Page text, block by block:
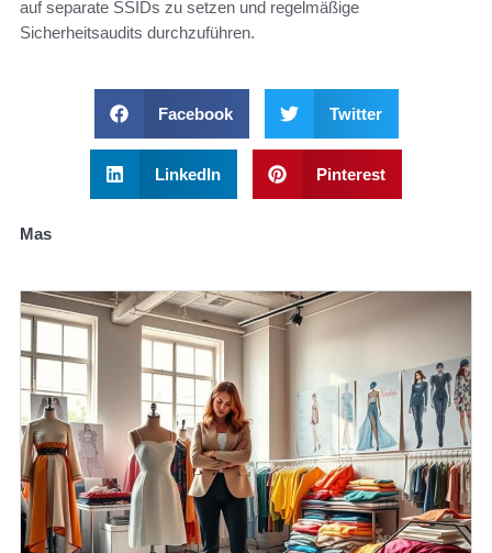
auf separate SSIDs zu setzen und regelmäßige
Sicherheitsaudits durchzuführen.
Facebook Twitter
LinkedIn Pinterest
Mas